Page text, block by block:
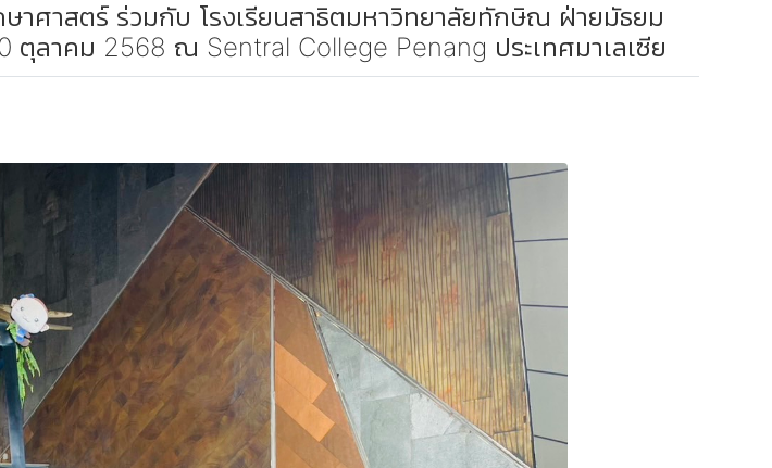
าศาสตร์ ร่วมกับ โรงเรียนสาธิตมหาวิทยาลัยทักษิณ ฝ่ายมัธยม
ตุลาคม 2568 ณ Sentral College Penang ประเทศมาเลเซีย